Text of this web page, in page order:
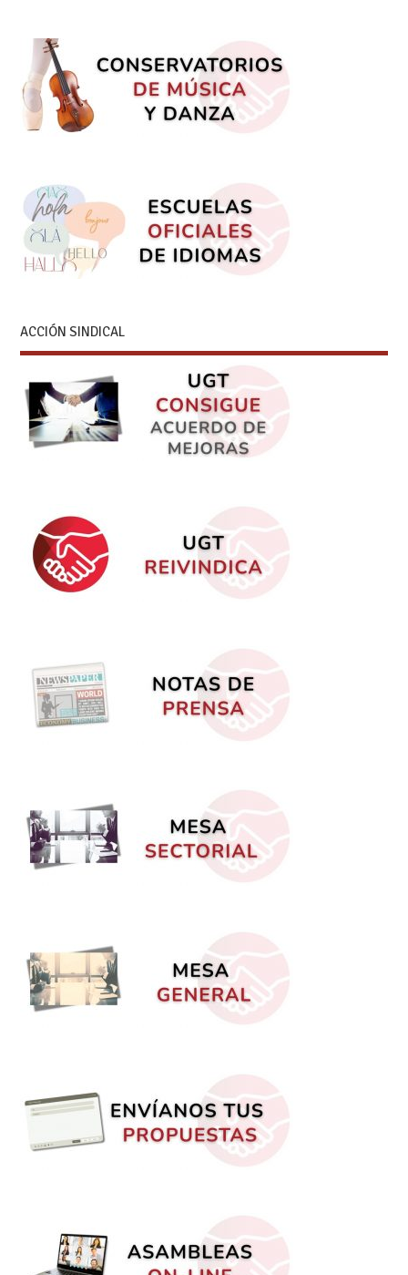
ACCIÓN SINDICAL